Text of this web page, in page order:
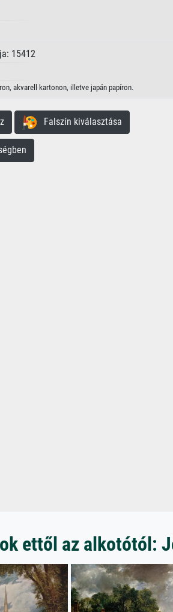
15412
akvarell kartonon, illetve japán papíron.
Falszín kiválasztása
ettől az alkotótól: